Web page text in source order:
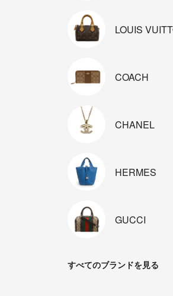
LOUIS
COACH
CHANEL
HERMES
GUCCI
すべてのブランドを見る